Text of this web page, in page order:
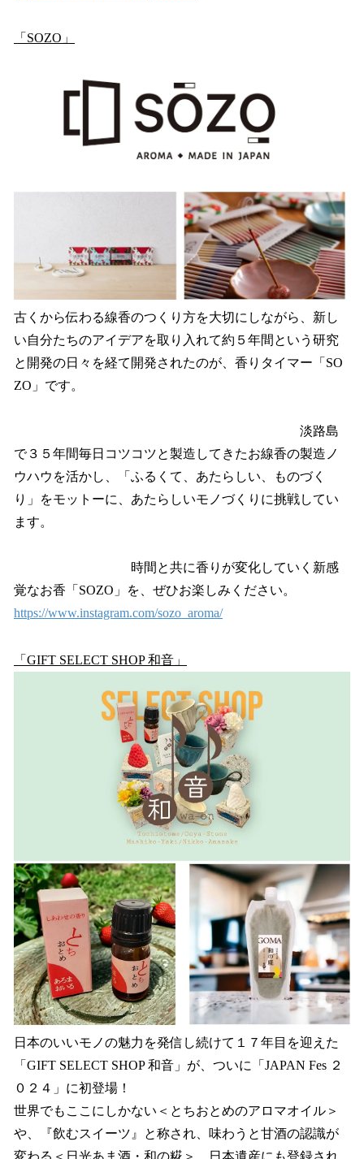
「SOZO」
古くから伝わる線香のつくり方を大切にしながら、新し
い自分たちのアイデアを取り入れて約５年間という研究
と開発の日々を経て開発されたのが、香りタイマー「SO
ZO」です。
淡路島
で３５年間毎日コツコツと製造してきたお線香の製造ノ
ウハウを活かし、「ふるくて、あたらしい、ものづく
り」をモットーに、あたらしいモノづくりに挑戦してい
ます。
時間と共に香りが変化していく新感
覚なお香「SOZO」を、ぜひお楽しみください。
https://www.instagram.com/sozo_aroma/
「GIFT SELECT SHOP 和音」
日本のいいモノの魅力を発信し続けて１７年目を迎えた
「GIFT SELECT SHOP 和音」が、ついに「JAPAN Fes ２
０２４」に初登場！
世界でもここにしかない＜とちおとめのアロマオイル＞
や、『飲むスイーツ』と称され、味わうと甘酒の認識が